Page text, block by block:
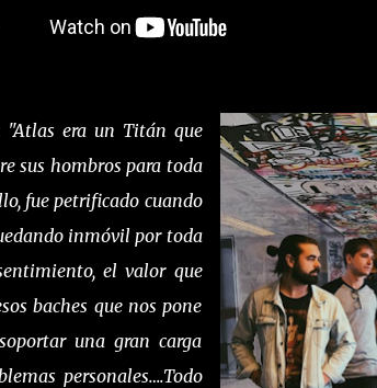
"Atlas era un Titán que
sus hombros para toda
fue petrificado cuando
inmóvil por toda
el valor que
baches que nos pone
una gran carga
personales….Todo